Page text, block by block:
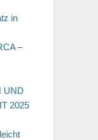
in
–
UND
2025